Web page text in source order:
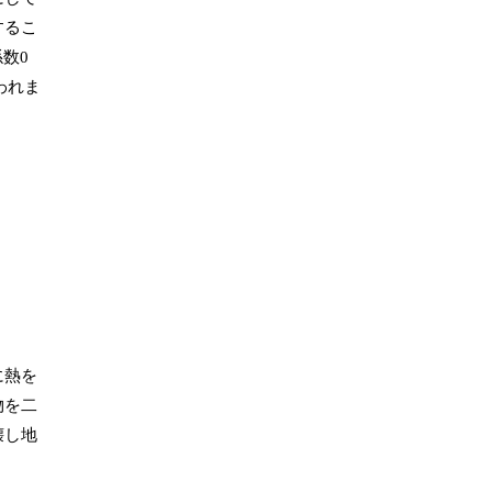
こ
0
れま
熱を
を二
し地